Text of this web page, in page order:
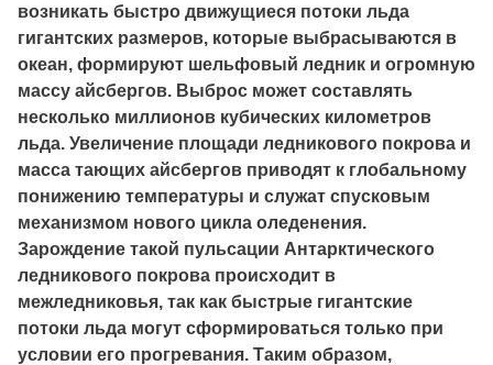
возникать быстро движущиеся потоки льда
гигантских размеров, которые выбрасываются в
океан, формируют шельфовый ледник и огромную
массу айсбергов. Выброс может составлять
несколько миллионов кубических километров
льда. Увеличение площади ледникового покрова и
масса тающих айсбергов приводят к глобальному
понижению температуры и служат спусковым
механизмом нового цикла оледенения.
Зарождение такой пульсации Антарктического
ледникового покрова происходит в
межледниковья, так как быстрые гигантские
потоки льда могут сформироваться только при
условии его прогревания. Таким образом,